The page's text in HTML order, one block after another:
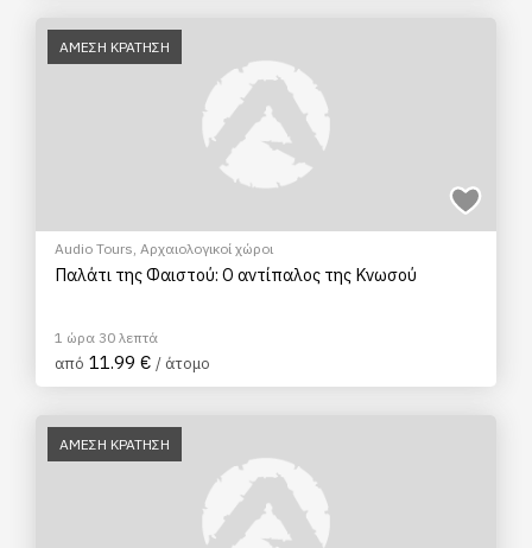
ΑΜΕΣΗ ΚΡΑΤΗΣΗ
Audio Tours, Αρχαιολογικοί χώροι
Παλάτι της Φαιστού: Ο αντίπαλος της Κνωσού
1 ώρα 30 λεπτά
από 11.99 € / άτομο
ΑΜΕΣΗ ΚΡΑΤΗΣΗ